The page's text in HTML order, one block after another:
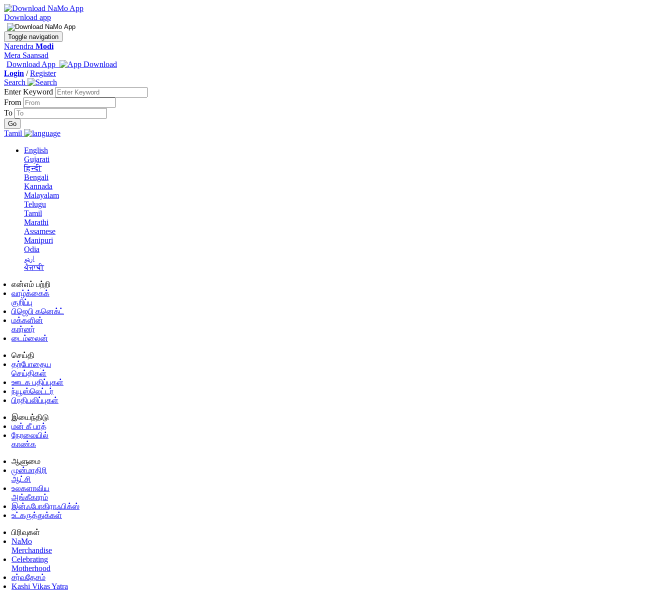
Download app
Toggle navigation
Narendra Modi
Mera Saansad
Download App
Login /Register
Search
Enter Keyword
From
To
Tamil
English
Gujarati
हिन्दी
Bengali
Kannada
Malayalam
Telugu
Tamil
Marathi
Assamese
Manipuri
Odia
اردو
ਪੰਜਾਬੀ
என்எம் பற்றி
வாழ்க்கைக்
குறிப்பு
பிஜெபி கனெக்ட்
மக்களின்
கார்னர்
டைம்லைன்
செய்தி
தற்போதைய
செய்திகள்
ஊடக பதிப்புகள்
ந்யூஸ்லெட்டர்
பிரதிபலிப்புகள்
இயைந்திடு
மன் கீ பாத்
நேரலையில்
காண்க
ஆளுமை
முன்மாதிரி
ஆட்சி
உலகளாவிய
அங்கீகாரம்
இன்ஃபோகிராஃபிக்ஸ்
உட்கருத்துக்கள்
பிரிவுகள்
NaMo
Merchandise
Celebrating
Motherhood
சர்வதேசம்
Kashi Vikas Yatra